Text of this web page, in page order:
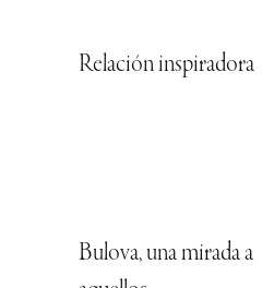
Relación inspiradora
Bulova, una mirada a